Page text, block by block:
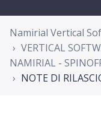
Namirial Vertical
VERTICAL
NAMIRIAL -
NOTE DI